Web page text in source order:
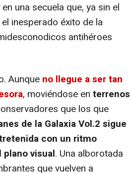
en una secuela que, ya sin el
inesperado éxito de la
antihéroes
Aunque no llegue a ser tan
, moviéndose en terrenos
que los que
de la Galaxia Vol.2 sigue
con un ritmo
visual. Una alborotada
que vuelven a